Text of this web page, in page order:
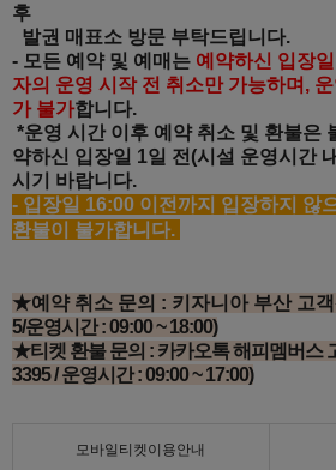
후
발권 매표소 방문 부탁드립니다.
- 모든 예약 및 예매는 예약하신 입장
자의 운영 시작 전 취소만 가능하며,
가 불가합니다.
*운영 시간 이후 예약 취소 및 환불은
약하신 입장일 1일 전(시설 운영시간
시기 바랍니다.
- 입장일 16:00 이전까지 입장하지 않
환불이 불가합니다.
★예약 취소 문의 : 키자니아 부산 고객
5/운영시간 : 09:00 ~ 18:00)
★티켓 환불 문의 : 카카오톡 해피멤버스
3395 / 운영시간 : 09:00 ~ 17:00)
모바일티켓이용안내